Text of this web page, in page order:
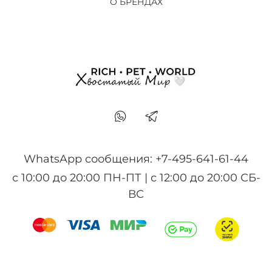
WhatsApp сообщения: +7-495-641-61-44
с 10:00 до 20:00 ПН-ПТ | с 12:00 до 20:00 СБ-
ВС